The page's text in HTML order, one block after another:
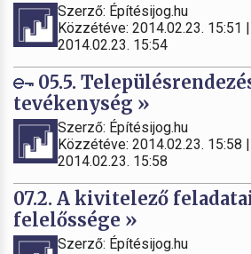
Szerző: Építésijog.hu
Közzétéve: 2014.02.23.
2014.02.23. 15:54
05.5.
tevékenység »
Szerző: Építésijog.hu
Közzétéve: 2014.02.23.
2014.02.23. 15:58
07.2. A kivitelező
felelőssége »
Szerző: Építésijog.hu